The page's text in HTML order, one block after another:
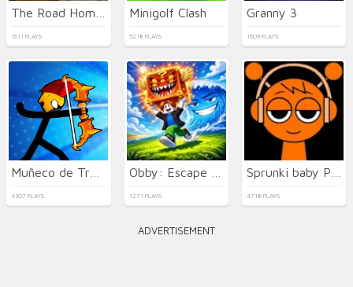
1611 PLAYS
Minigolf Clash
5218 PLAYS
Granny 3
1609 PLAYS
4307 PLAYS 1271 PLAYS 4718 PLAYS
ADVERTISEMENT